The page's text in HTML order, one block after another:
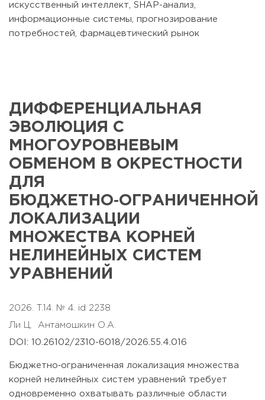
искусственный интеллект, SHAP-анализ,
информационные системы, прогнозирование
потребностей, фармацевтический рынок
ДИФФЕРЕНЦИАЛЬНАЯ
ЭВОЛЮЦИЯ С
МНОГОУРОВНЕВЫМ
ОБМЕНОМ В ОКРЕСТНОСТИ
ДЛЯ
БЮДЖЕТНО‑ОГРАНИЧЕННОЙ
ЛОКАЛИЗАЦИИ
МНОЖЕСТВА КОРНЕЙ
НЕЛИНЕЙНЫХ СИСТЕМ
УРАВНЕНИЙ
2026. T.14. № 4. id 2238
Ли Ц. Антамошкин О.А.
DOI: 10.26102/2310-6018/2026.55.4.016
Бюджетно‑ограниченная локализация множества
корней нелинейных систем уравнений требует
одновременно охватывать различные области